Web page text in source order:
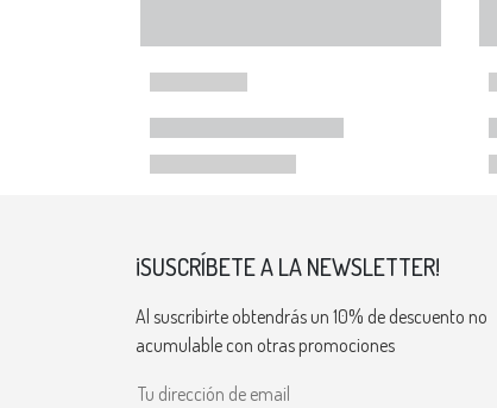
¡SUSCRÍBETE A LA NEWSLETTER!
Al suscribirte obtendrás un 10% de descuento no
acumulable con otras promociones